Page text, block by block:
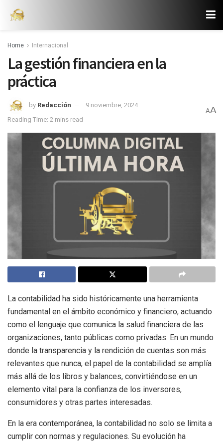
Home Internacional
La gestión financiera en la
práctica
by Redacción
9 noviembre, 2024
Reading Time: 2 mins read
AA
La contabilidad ha sido históricamente una herramienta
fundamental en el ámbito económico y financiero, actuando
como el lenguaje que comunica la salud financiera de las
organizaciones, tanto públicas como privadas. En un mundo
donde la transparencia y la rendición de cuentas son más
relevantes que nunca, el papel de la contabilidad se amplía
más allá de los libros y balances, convirtiéndose en un
elemento vital para la confianza de los inversores,
consumidores y otras partes interesadas.
En la era contemporánea, la contabilidad no solo se limita a
cumplir con normas y regulaciones. Su evolución ha